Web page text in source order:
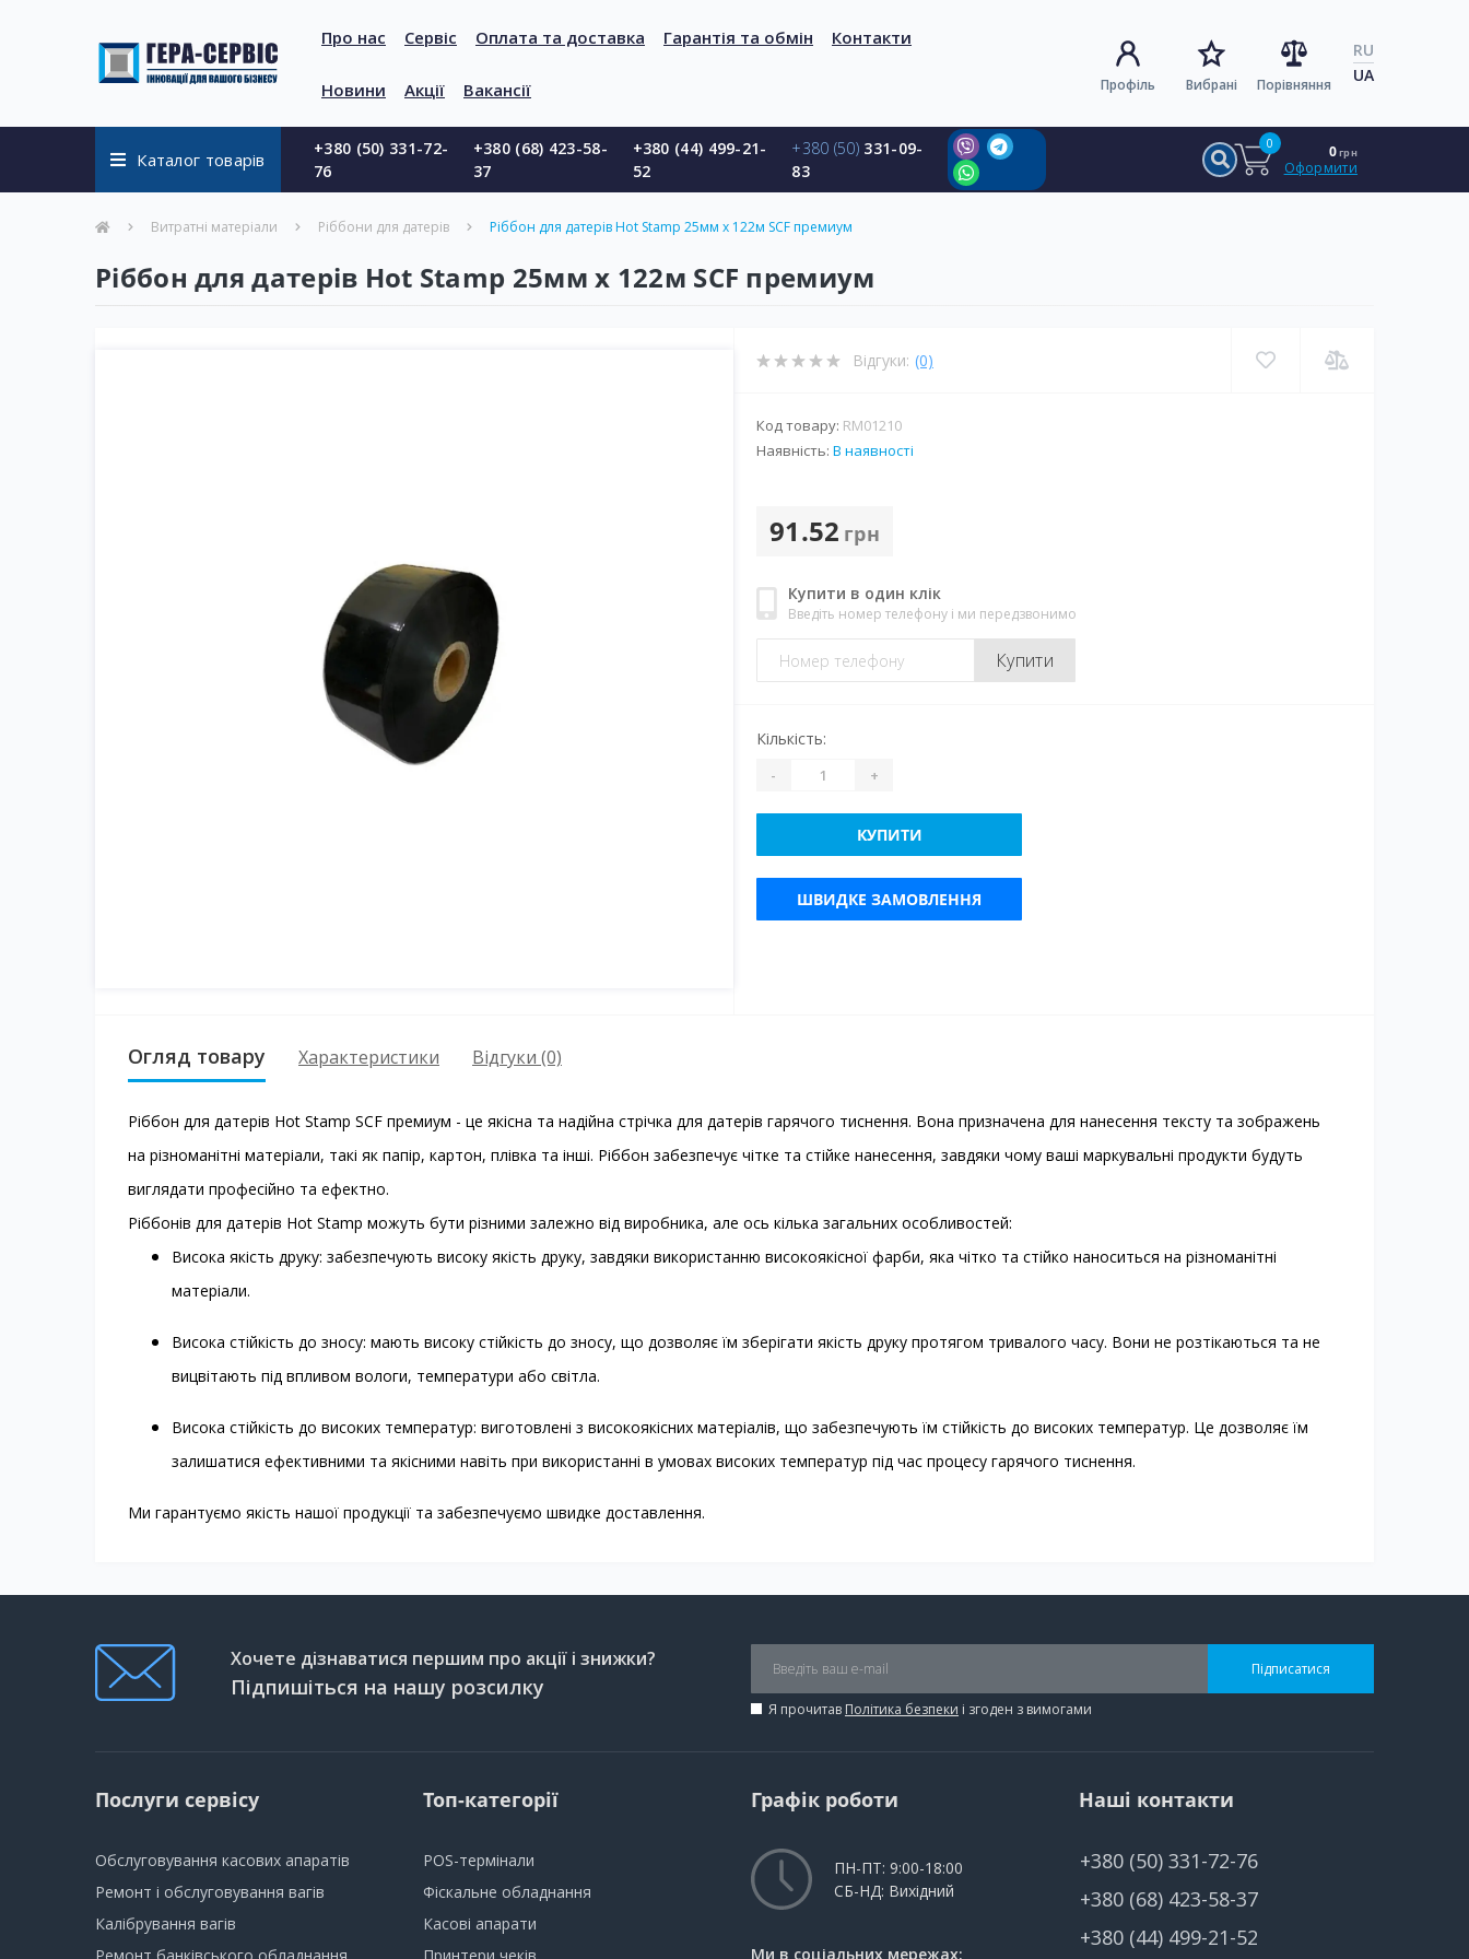
Про нас Сервіс Оплата та доставка Гарантія та обмін Контакти
Новини Акції Вакансії Профіль Вибрані Порівняння
RU
UA
Каталог товарів
+380 (50) 331-72-
76
+380 (68) 423-58-
37
+380 (44) 499-21-
52
+380 (50) 331-09-
83
0 0грн
Оформити
Витратні матеріали Ріббони для датерів Ріббон для датерів Hot Stamp 25мм х 122м SCF премиум
Ріббон для датерів Hot Stamp 25мм х 122м SCF премиум
Відгуки: (0)
Код товару: RM01210
Наявність: В наявності
91.52 грн
Купити в один клік
Введіть номер телефону і ми передзвонимо
Купити
Кількість:
- +
КУПИТИ
ШВИДКЕ ЗАМОВЛЕННЯ
Огляд товару Характеристики Відгуки (0)
Ріббон для датерів Hot Stamp SCF премиум - це якісна та надійна стрічка для датерів гарячого тиснення. Вона призначена для нанесення тексту та зображень
на різноманітні матеріали, такі як папір, картон, плівка та інші. Ріббон забезпечує чітке та стійке нанесення, завдяки чому ваші маркувальні продукти будуть
виглядати професійно та ефектно.
Ріббонів для датерів Hot Stamp можуть бути різними залежно від виробника, але ось кілька загальних особливостей:
Висока якість друку: забезпечують високу якість друку, завдяки використанню високоякісної фарби, яка чітко та стійко наноситься на різноманітні
матеріали.
Висока стійкість до зносу: мають високу стійкість до зносу, що дозволяє їм зберігати якість друку протягом тривалого часу. Вони не розтікаються та не
вицвітають під впливом вологи, температури або світла.
Висока стійкість до високих температур: виготовлені з високоякісних матеріалів, що забезпечують їм стійкість до високих температур. Це дозволяє їм
залишатися ефективними та якісними навіть при використанні в умовах високих температур під час процесу гарячого тиснення.
Ми гарантуємо якість нашої продукції та забезпечуємо швидке доставлення.
Хочете дізнаватися першим про акції і знижки?
Підпишіться на нашу розсилку
Підписатися
Я прочитав Політика безпеки і згоден з вимогами
Послуги сервісу
Обслуговування касових апаратів
Ремонт і обслуговування вагів
Калібрування вагів
Топ-категорії
POS-термінали
Фіскальне обладнання
Касові апарати
Графік роботи
ПН-ПТ: 9:00-18:00
СБ-НД: Вихідний
Ми в соціальних мережах:
Наші контакти
+380 (50) 331-72-76
+380 (68) 423-58-37
+380 (44) 499-21-52